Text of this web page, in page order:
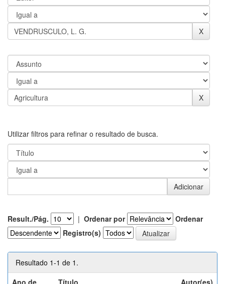
Utilizar filtros para refinar o resultado de busca.
Result./Pág. | Ordenar por
Ordenar
Registro(s)
Resultado 1-1 de 1.
Ano de
Título Autor(es)